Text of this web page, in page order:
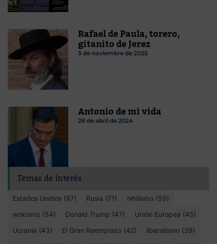
Rafael de Paula, torero,
gitanito de Jerez
3 de noviembre de 2025
Antonio de mi vida
28 de abril de 2024
Temas de interés
Estados Unidos (97) Rusia (71)
nihilismo (59)
wokismo (54)
Donald Trump (47)
Unión Europea (45)
Ucrania (43)
El Gran Reemplazo (42)
liberalismo (39)